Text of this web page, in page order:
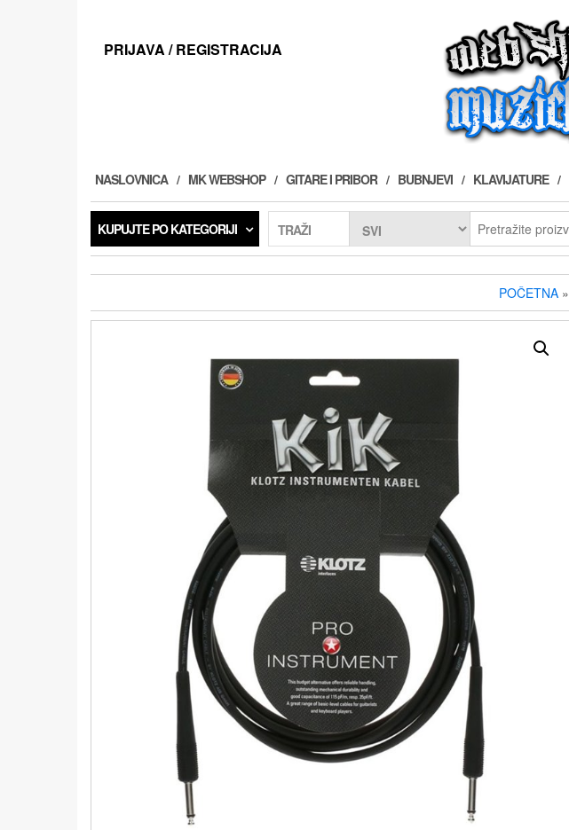
PRIJAVA / REGISTRACIJA
NASLOVNICA MK WEBSHOP GITARE I PRIBOR BUBNJEVI KLAVIJATURE
KUPUJTE PO KATEGORIJI TRAŽI
POČETNA »